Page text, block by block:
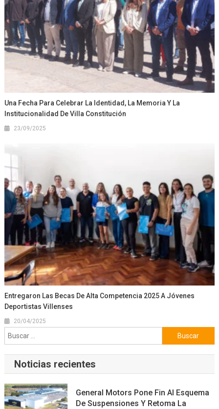
Una Fecha Para Celebrar La Identidad, La Memoria Y La
Institucionalidad De Villa Constitución
23/09/2025
Entregaron Las Becas De Alta Competencia 2025 A Jóvenes
Deportistas Villenses
20/04/2025
Buscar:
Noticias recientes
General Motors Pone Fin Al Esquema
De Suspensiones Y Retoma La